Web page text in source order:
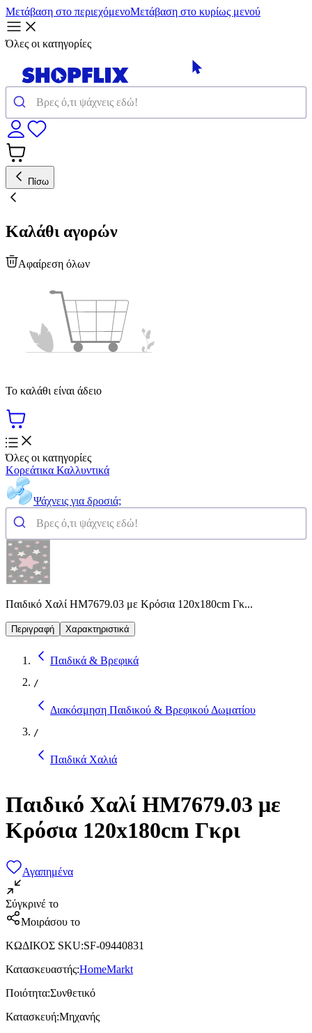
Μετάβαση στο περιεχόμενοΜετάβαση στο κυρίως μενού
Όλες οι κατηγορίες
Πίσω
Καλάθι αγορών
Αφαίρεση όλων
Το καλάθι είναι άδειο
Όλες οι κατηγορίες
Κορεάτικα Καλλυντικά
Ψάχνεις για δροσιά;
Παιδικό Χαλί HM7679.03 με Κρόσια 120x180cm Γκ...
Περιγραφή Χαρακτηριστικά
Παιδικά & Βρεφικά
/
Διακόσμηση Παιδικού & Βρεφικού Δωματίου
/
Παιδικά Χαλιά
Παιδικό Χαλί HM7679.03 με
Κρόσια 120x180cm Γκρι
Αγαπημένα
Σύγκρινέ το
Μοιράσου το
ΚΩΔΙΚΟΣ SKU:SF-09440831
Κατασκευαστής:HomeMarkt
Ποιότητα:Συνθετικό
Κατασκευή:Μηχανής